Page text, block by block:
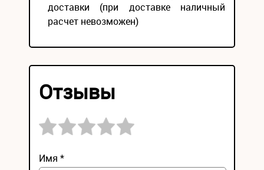
доставки (при доставке наличный
расчет невозможен)
Отзывы
Имя *